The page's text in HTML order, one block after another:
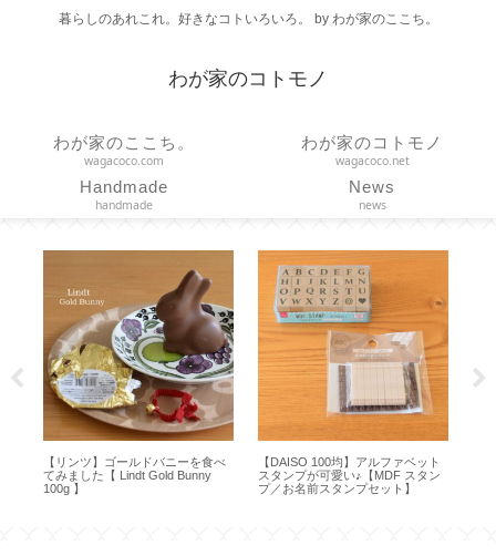
暮らしのあれこれ。好きなコトいろいろ。 by わが家のここち。
わが家のコトモノ
わが家のここち。
wagacoco.com
わが家のコトモノ
wagacoco.net
Handmade
handmade
News
news
ドバニーを食べ
Gold Bunny
【DAISO 100均】アルファベット
スタンプが可愛い♪【MDF スタン
プ／お名前スタンプセット】
【コーヒースケール】使い
い！エペイオスの便利なア
モードの使い勝手【